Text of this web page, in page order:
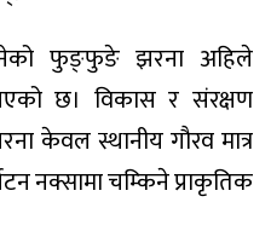
फुङ्फुङे झरना अहिले
छ। विकास र संरक्षण
केवल स्थानीय गौरव मात्र
नक्सामा चम्किने प्राकृतिक